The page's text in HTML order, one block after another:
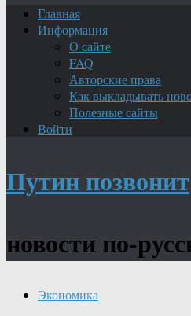
Главная
Информация
О сайте
FAQ
Авторские права
Как выкладывать
Полезные сайты
Войти
Путин позвонит
новости по-
Экономика